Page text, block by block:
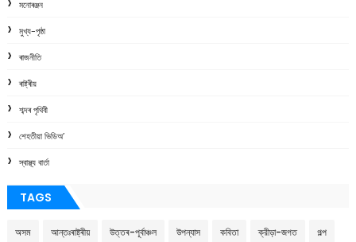
মনোৰঞ্জন
মুখ্য-পৃষ্ঠা
ৰাজনীতি
ৰাষ্ট্ৰীয়
শব্দৰ পৃথিবী
শেহতীয়া ভিডিঅ’
স্বাস্থ্য বাৰ্তা
TAGS
অসম আন্তঃৰাষ্ট্ৰীয় উত্তৰ-পূৰ্বাঞ্চল উপন্যাস কবিতা ক্রীড়া-জগত গল্প